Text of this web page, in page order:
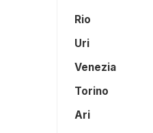
Rio
Uri
Venezia
Torino
Ari